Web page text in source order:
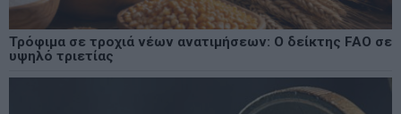
Τρόφιμα σε τροχιά νέων ανατιμήσεων: Ο δείκτης FAO σε
υψηλό τριετίας